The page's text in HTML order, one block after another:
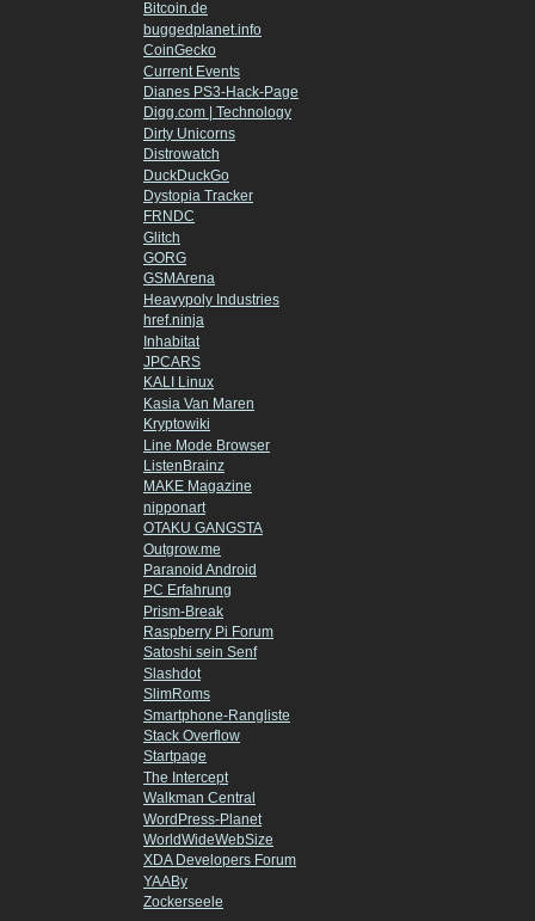
Bitcoin.de
buggedplanet.info
CoinGecko
Current Events
Dianes PS3-Hack-Page
Digg.com | Technology
Dirty Unicorns
Distrowatch
DuckDuckGo
Dystopia Tracker
FRNDC
Glitch
GORG
GSMArena
Heavypoly Industries
href.ninja
Inhabitat
JPCARS
KALI Linux
Kasia Van Maren
Kryptowiki
Line Mode Browser
ListenBrainz
MAKE Magazine
nipponart
OTAKU GANGSTA
Outgrow.me
Paranoid Android
PC Erfahrung
Prism-Break
Raspberry Pi Forum
Satoshi sein Senf
Slashdot
SlimRoms
Smartphone-Rangliste
Stack Overflow
Startpage
The Intercept
Walkman Central
WordPress-Planet
WorldWideWebSize
XDA Developers Forum
YAABy
Zockerseele